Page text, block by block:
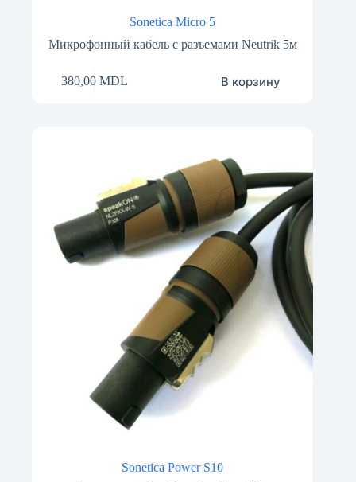
Sonetica Micro 5
Микрофонный кабель с разъемами Neutrik 5м
380,00 MDL В корзину
Sonetica Power S10